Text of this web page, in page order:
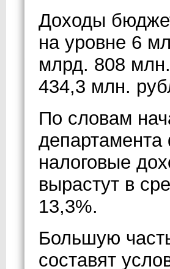
Доходы
на уровне 6
млрд. 808
434,3 млн.
По словам
налоговые
вырастут в
13,3%.
Большую
составят